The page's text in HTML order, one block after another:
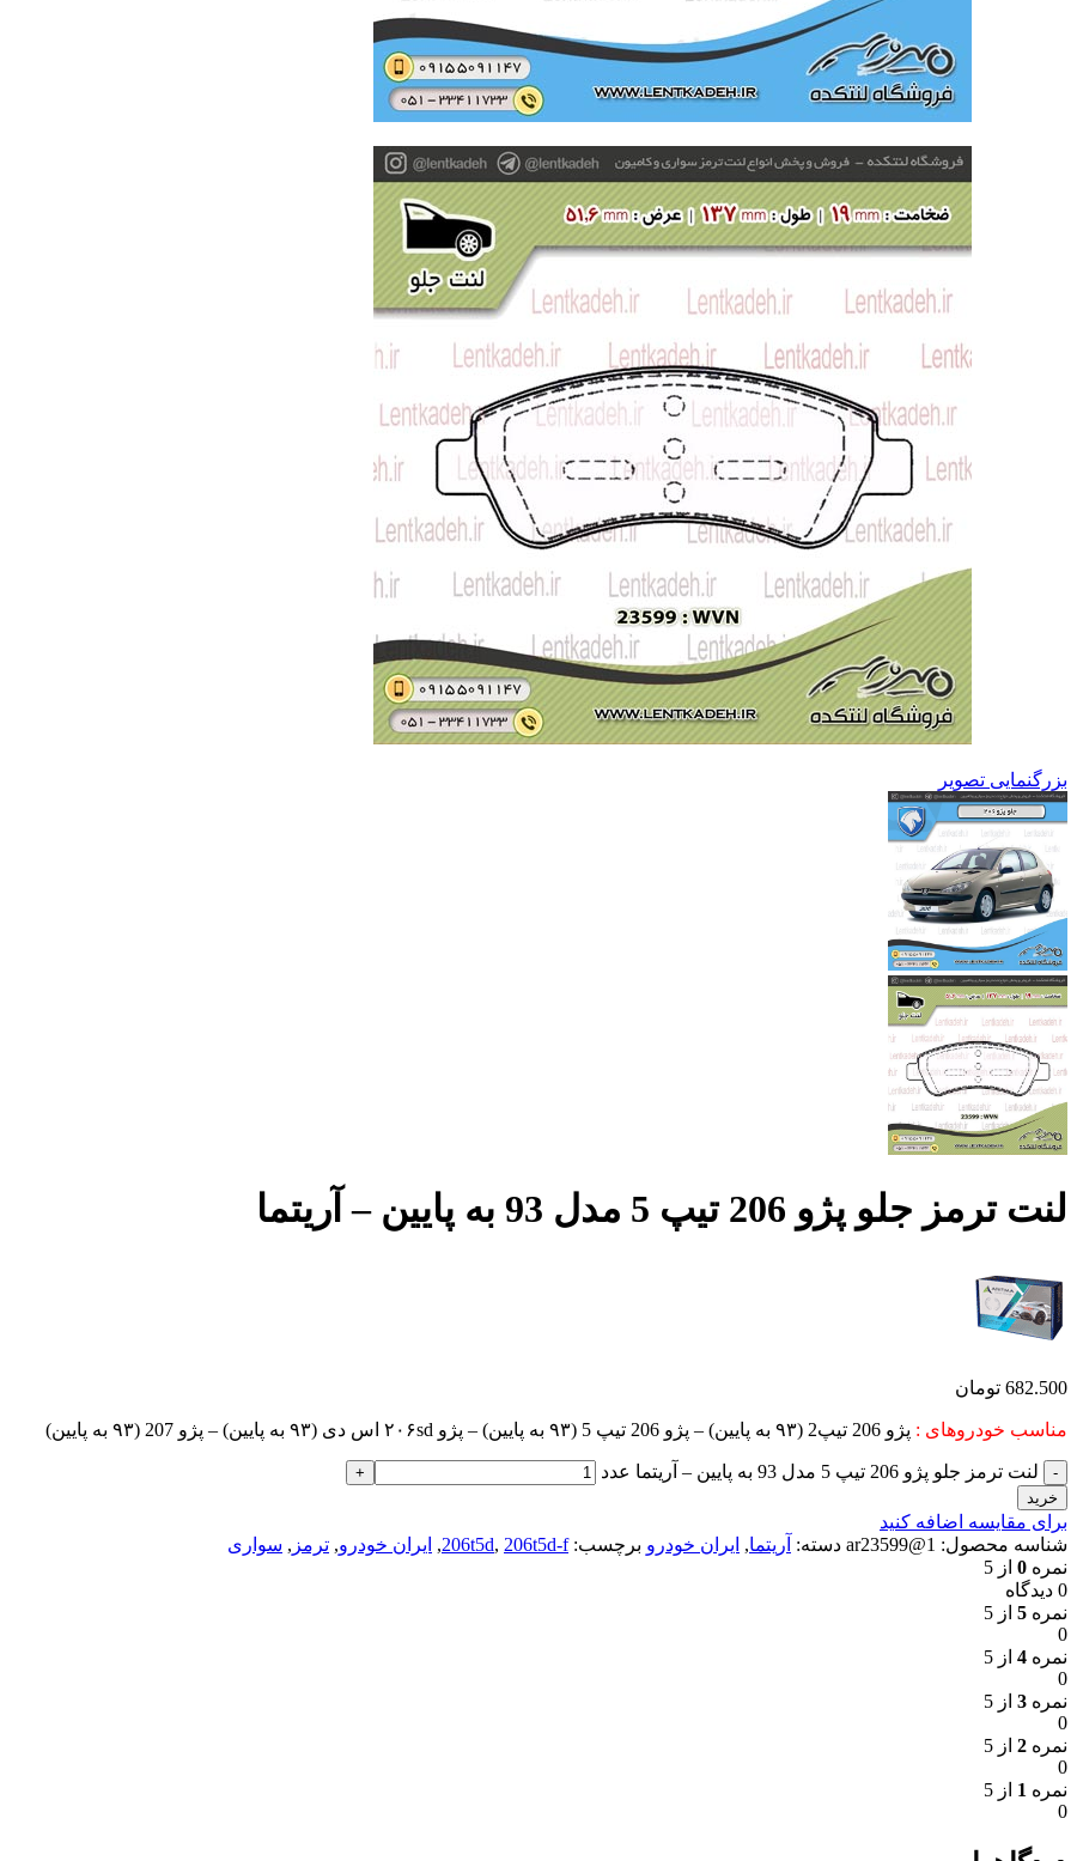
بزرگنمایی تصویر
لنت ترمز جلو پژو 206 تیپ 5 مدل 93 به پایین – آریتما
682.500 تومان
مناسب خودروهای : پژو 206 تیپ2 (۹۳ به پایین) – پژو 206 تیپ 5 (۹۳ به پایین) – پژو ۲۰۶sd اس دی (۹۳ به پایین) – پژو 207 (۹۳ به پایین)
لنت ترمز جلو پژو 206 تیپ 5 مدل 93 به پایین – آریتما عدد
خرید
برای مقایسه اضافه کنید
شناسه محصول: 1@ar23599 دسته: آریتما, ایران خودرو برچسب: 206t5d, 206t5d-f
, ایران خودرو, ترمز , سواری
نمره 0 از 5
0 دیدگاه
نمره 5 از 5
0
نمره 4 از 5
0
نمره 3 از 5
0
نمره 2 از 5
0
نمره 1 از 5
0